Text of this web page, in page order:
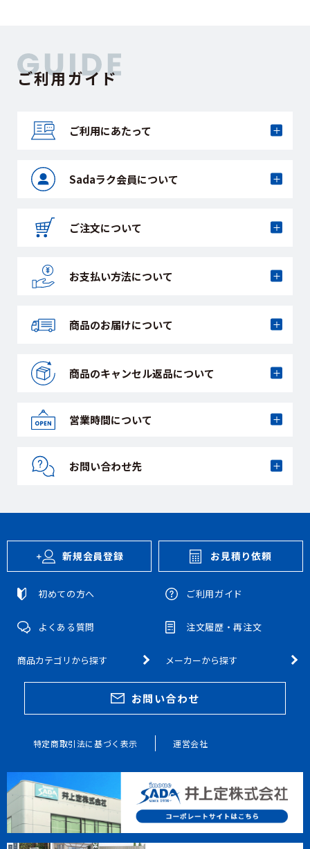
ご利用ガイド
ご利用にあたって
Sadaラク会員について
ご注文について
お支払い方法について
商品のお届けについて
商品のキャンセル返品について
営業時間について
お問い合わせ先
新規会員登録 お見積り依頼
初めての方へ ご利用ガイド
よくある質問 注文履歴・再注文
商品カテゴリから探す メーカーから探す
お問い合わせ
特定商取引法に基づく表示 運営会社